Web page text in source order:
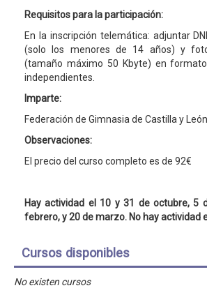
Requisitos para la participación:
En la inscripción telemática: adjuntar
(solo los menores de 14 años) y
(tamaño máximo 50 Kbyte) en
independientes.
Imparte:
Federación de Gimnasia de Castilla y León
Observaciones:
El precio del curso completo es de 92€
Hay actividad el 10 y 31 de octubre, 5
febrero, y 20 de marzo. No hay actividad
Cursos disponibles
No existen cursos